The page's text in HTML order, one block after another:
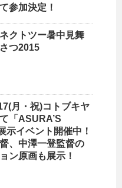
参加決定！
クトツー暑中見舞
つ2015
月・祝)コトブキヤ
「ASURA’S
示イベント開催中！
、中澤一登監督の
ン原画も展示！